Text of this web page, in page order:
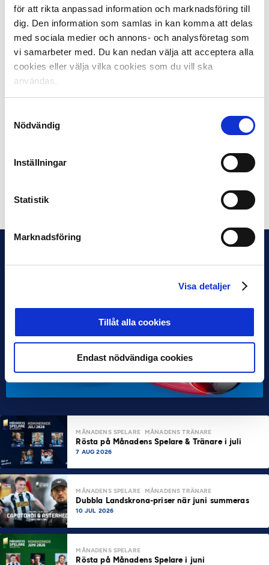
för att rikta anpassad information och marknadsföring till
dig. Den information som samlas in kan komma att delas
med sociala medier och annons- och analysföretag som
vi samarbeter med. Du kan nedan välja att acceptera alla
cookies eller välja vilka cookies som du vill ska
användas.
Nödvändig
Inställningar
Statistik
Marknadsföring
Visa detaljer
Tillåt alla cookies
Endast nödvändiga cookies
Fakta CRM:
Som ett led i elitfotbollens IT-satsning har klubbarna i
Allsvenskan och Superettan infört ett gemensamt
system för kundhantering (CRM). Klubbarna är just nu
inne i processen med att gå över till det nya systemet.
breda erfarenhet till att koppla tekniska lösningar till
behovet inom fotbollen samt samarbetet med våra
utveckling och en sportslig konkurrenskraft.
Dela på Twitter
MÅNADENS SPELARE MÅNADENS TRÄNARE
Rösta på Månadens Spelare & Tränare i juli
7 AUG 2026
MÅNADENS SPELARE MÅNADENS TRÄNARE
Dubbla Landskrona-priser när juni summeras
10 JUL 2026
MÅNADENS SPELARE
Rösta på Månadens Spelare i juni